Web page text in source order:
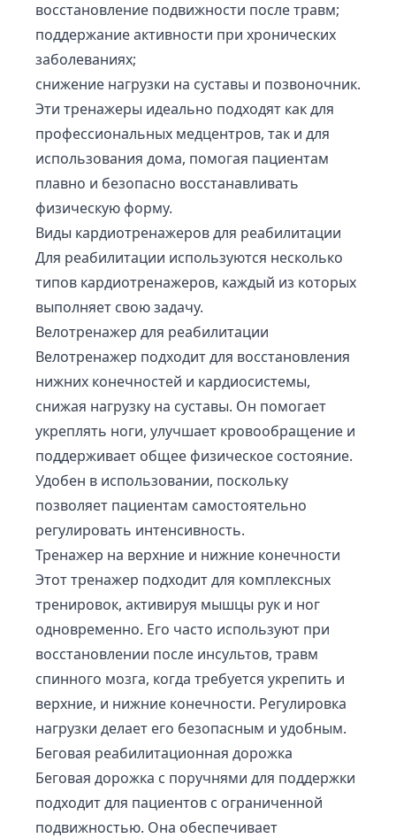
восстановление подвижности после травм;
поддержание активности при хронических
заболеваниях;
снижение нагрузки на суставы и позвоночник.
Эти тренажеры идеально подходят как для
профессиональных медцентров, так и для
использования дома, помогая пациентам
плавно и безопасно восстанавливать
физическую форму.
Виды кардиотренажеров для реабилитации
Для реабилитации используются несколько
типов кардиотренажеров, каждый из которых
выполняет свою задачу.
Велотренажер для реабилитации
Велотренажер подходит для восстановления
нижних конечностей и кардиосистемы,
снижая нагрузку на суставы. Он помогает
укреплять ноги, улучшает кровообращение и
поддерживает общее физическое состояние.
Удобен в использовании, поскольку
позволяет пациентам самостоятельно
регулировать интенсивность.
Тренажер на верхние и нижние конечности
Этот тренажер подходит для комплексных
тренировок, активируя мышцы рук и ног
одновременно. Его часто используют при
восстановлении после инсультов, травм
спинного мозга, когда требуется укрепить и
верхние, и нижние конечности. Регулировка
нагрузки делает его безопасным и удобным.
Беговая реабилитационная дорожка
Беговая дорожка с поручнями для поддержки
подходит для пациентов с ограниченной
подвижностью. Она обеспечивает